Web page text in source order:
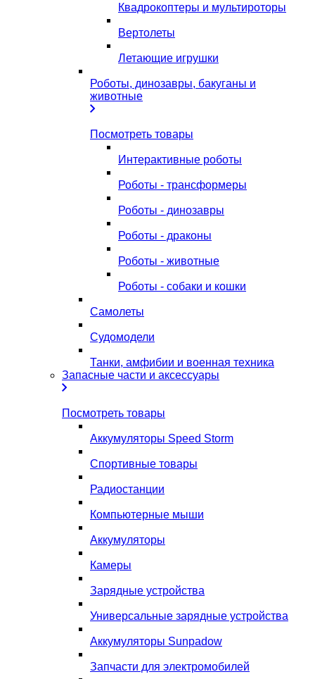
Квадрокоптеры и мультироторы
Вертолеты
Летающие игрушки
Роботы, динозавры, бакуганы и
животные
Посмотреть товары
Интерактивные роботы
Роботы - трансформеры
Роботы - динозавры
Роботы - драконы
Роботы - животные
Роботы - собаки и кошки
Самолеты
Судомодели
Танки, амфибии и военная техника
Запасные части и аксессуары
Посмотреть товары
Аккумуляторы Speed Storm
Спортивные товары
Радиостанции
Компьютерные мыши
Аккумуляторы
Камеры
Зарядные устройства
Универсальные зарядные устройства
Аккумуляторы Sunpadow
Запчасти для электромобилей